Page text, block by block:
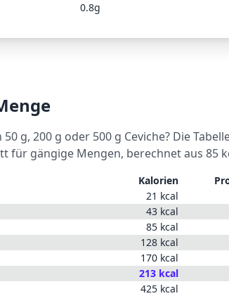
0.8g
g, 200 g oder 500 g Ceviche? Die
für gängige Mengen, berechnet aus 85
Kalorien
21 kcal
43 kcal
85 kcal
128 kcal
170 kcal
213 kcal
425 kcal